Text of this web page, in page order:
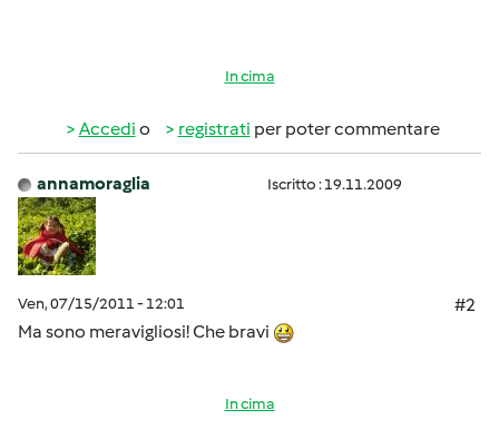
In cima
Accedi o registrati per poter commentare
annamoraglia Iscritto : 19.11.2009
Ven, 07/15/2011 - 12:01
#2
Ma sono meravigliosi! Che bravi
In cima